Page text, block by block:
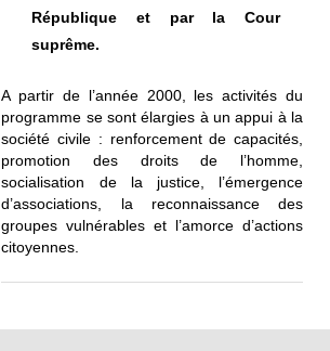
République et par la Cour
suprême.
A partir de l’année 2000, les activités du
programme se sont élargies à un appui à la
société civile : renforcement de capacités,
promotion des droits de l’homme,
socialisation de la justice, l’émergence
d’associations, la reconnaissance des
groupes vulnérables et l’amorce d’actions
citoyennes.